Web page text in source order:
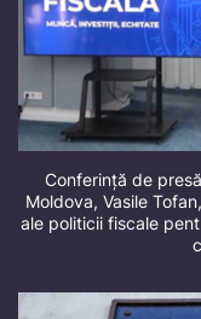
Conferință de
Moldova, Vasile
ale politicii fiscale